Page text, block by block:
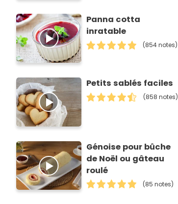
Panna cotta
inratable
(854 notes)
Petits sablés faciles
(858 notes)
Génoise pour bûche
de Noël ou gâteau
roulé
(85 notes)